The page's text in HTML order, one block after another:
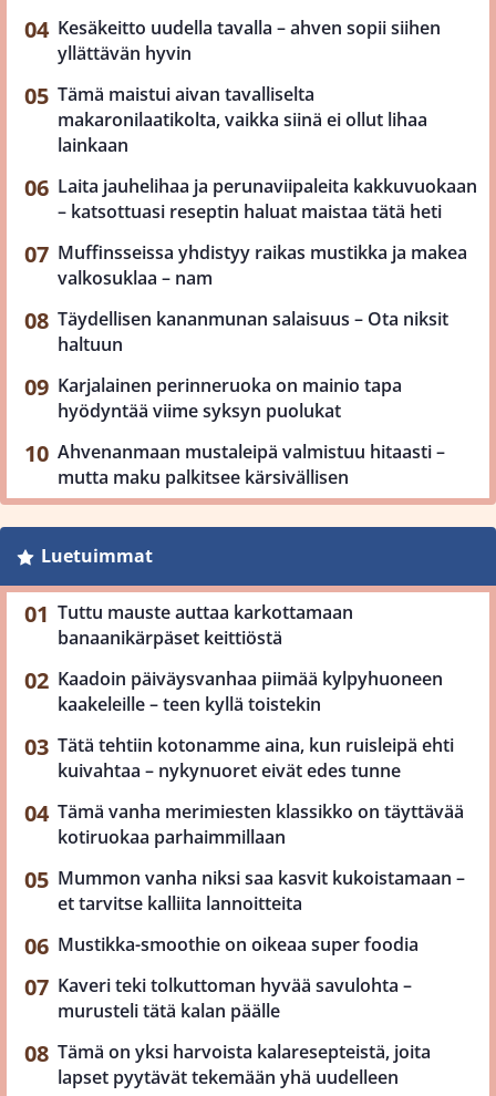
Kesäkeitto uudella tavalla – ahven sopii siihen
yllättävän hyvin
Tämä maistui aivan tavalliselta
makaronilaatikolta, vaikka siinä ei ollut lihaa
lainkaan
Laita jauhelihaa ja perunaviipaleita kakkuvuokaan
– katsottuasi reseptin haluat maistaa tätä heti
Muffinsseissa yhdistyy raikas mustikka ja makea
valkosuklaa – nam
Täydellisen kananmunan salaisuus – Ota niksit
haltuun
Karjalainen perinneruoka on mainio tapa
hyödyntää viime syksyn puolukat
Ahvenanmaan mustaleipä valmistuu hitaasti –
mutta maku palkitsee kärsivällisen
Luetuimmat
Tuttu mauste auttaa karkottamaan
banaanikärpäset keittiöstä
Kaadoin päiväysvanhaa piimää kylpyhuoneen
kaakeleille – teen kyllä toistekin
Tätä tehtiin kotonamme aina, kun ruisleipä ehti
kuivahtaa – nykynuoret eivät edes tunne
Tämä vanha merimiesten klassikko on täyttävää
kotiruokaa parhaimmillaan
Mummon vanha niksi saa kasvit kukoistamaan –
et tarvitse kalliita lannoitteita
Mustikka-smoothie on oikeaa super foodia
Kaveri teki tolkuttoman hyvää savulohta –
murusteli tätä kalan päälle
Tämä on yksi harvoista kalaresepteistä, joita
lapset pyytävät tekemään yhä uudelleen